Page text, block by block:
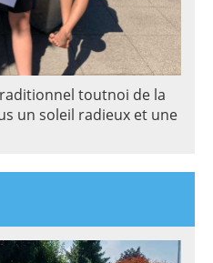
toutnoi de la
un soleil radieux et une